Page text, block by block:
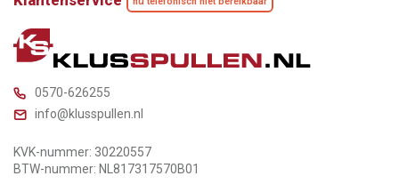
0570-626255
info@klusspullen.nl
KVK-nummer: 30220557
BTW-nummer: NL817317570B01